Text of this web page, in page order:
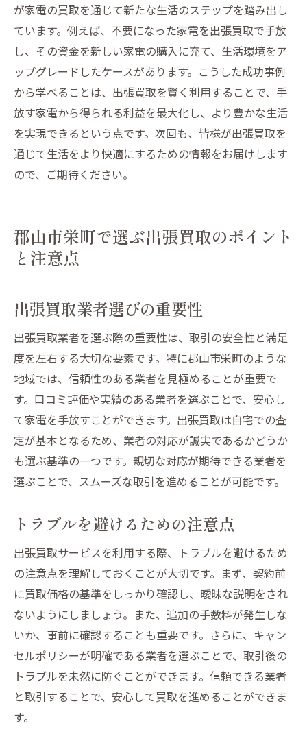
が家電の買取を通じて新たな生活のステップを踏み出し
ています。例えば、不要になった家電を出張買取で手放
し、その資金を新しい家電の購入に充て、生活環境をア
ップグレードしたケースがあります。こうした成功事例
から学べることは、出張買取を賢く利用することで、手
放す家電から得られる利益を最大化し、より豊かな生活
を実現できるという点です。次回も、皆様が出張買取を
通じて生活をより快適にするための情報をお届けします
ので、ご期待ください。
郡山市栄町で選ぶ出張買取のポイント
と注意点
出張買取業者選びの重要性
出張買取業者を選ぶ際の重要性は、取引の安全性と満足
度を左右する大切な要素です。特に郡山市栄町のような
地域では、信頼性のある業者を見極めることが重要で
す。口コミ評価や実績のある業者を選ぶことで、安心し
て家電を手放すことができます。出張買取は自宅での査
定が基本となるため、業者の対応が誠実であるかどうか
も選ぶ基準の一つです。親切な対応が期待できる業者を
選ぶことで、スムーズな取引を進めることが可能です。
トラブルを避けるための注意点
出張買取サービスを利用する際、トラブルを避けるため
の注意点を理解しておくことが大切です。まず、契約前
に買取価格の基準をしっかり確認し、曖昧な説明をされ
ないようにしましょう。また、追加の手数料が発生しな
いか、事前に確認することも重要です。さらに、キャン
セルポリシーが明確である業者を選ぶことで、取引後の
トラブルを未然に防ぐことができます。信頼できる業者
と取引することで、安心して買取を進めることができま
す。